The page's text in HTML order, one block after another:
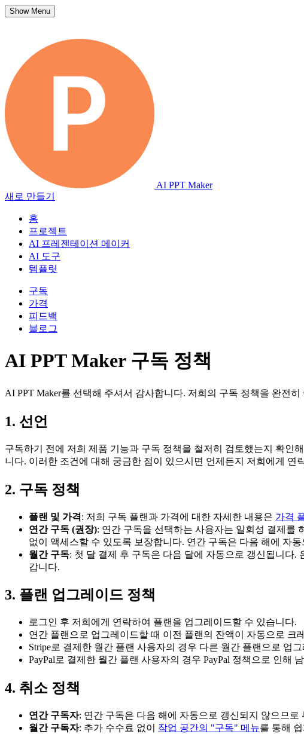
Show Menu
AI PPT Maker
새로 만들기
홈
프로젝트
AI 프레젠테이션 메이커
AI 도구
템플릿
구독
가격
피드백
블로그
AI PPT Maker 구독 정책
AI PPT Maker를 선택해 주셔서 감사합니다. 저희의 구독 정책을 완전
1. 선언
구독하기 전에 저희 제품 기능과 구독 정책을 철저히 검토했는지 확인
니다. 이러한 조건에 대해 궁금한 점이 있으시면 언제든지 저희에게 연
2. 구독 정책
플랜 및 가격: 저희 구독 플랜과 가격에 대한 자세한 내용은 가격
연간 구독 (권장): 연간 구독을 선택하는 사용자는 일회성 결제를
없이 액세스할 수 있도록 보장합니다. 연간 구독은 다음 해에 자
월간 구독: 첫 달 결제 후 구독은 다음 달에 자동으로 갱신됩니다
갑니다.
3. 플랜 업그레이드 정책
로그인 후 저희에게 연락하여 플랜을 업그레이드할 수 있습니다.
연간 플랜으로 업그레이드할 때 이전 플랜의 잔액이 자동으로 크
Stripe로 결제한 월간 플랜 사용자의 경우 다른 월간 플랜으로 업
PayPal로 결제한 월간 플랜 사용자의 경우 PayPal 정책으로 인해
4. 취소 정책
연간 구독자: 연간 구독은 다음 해에 자동으로 갱신되지 않으므로
월간 구독자: 추가 수수료 없이 작업 공간의 "구독" 메뉴를 통해